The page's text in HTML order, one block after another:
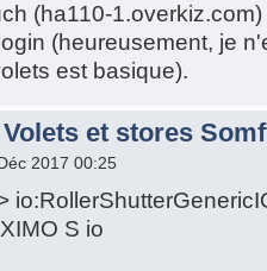
(ha110-
(heureusement, je
est basique).
et stores
2017 00:25
S io